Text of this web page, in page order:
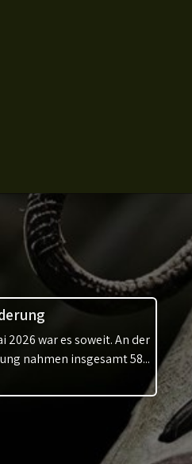
2026 war es soweit. An der
nahmen insgesamt 58...